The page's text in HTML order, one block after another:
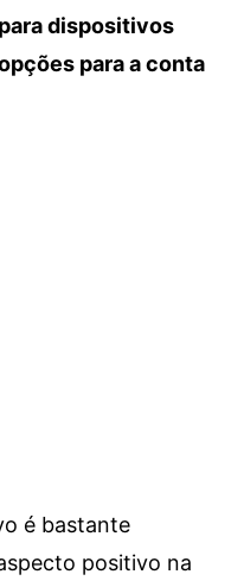
dispositivos
para a conta
é bastante
positivo na